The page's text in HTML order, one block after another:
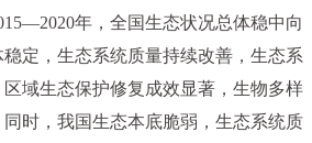
年，全国生态状况总体稳中向
定，生态系统质量持续改善，生态系
域生态保护修复成效显著，生物多样
时，我国生态本底脆弱，生态系统质